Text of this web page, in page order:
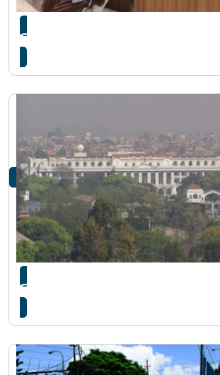
सिंहदरबारमा मन्त्रिपरिषद् बैठक बस्दै
सिंहदरबार प्रवेश गर्न अब अनलाइनबाटै पास